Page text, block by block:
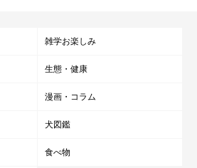
雑学お楽しみ
生態・健康
漫画・コラム
犬図鑑
食べ物